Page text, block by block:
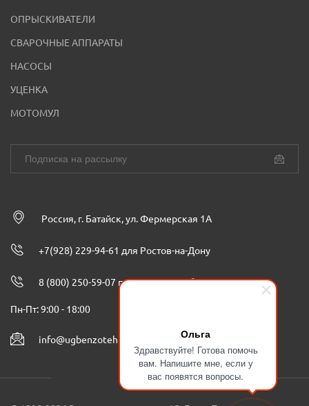
Ольга
Здравствуйте! Готова помочь
вам. Напишите мне, если у
вас появятся вопросы.
ОПРЫСКИВАТЕЛИ
СВАРОЧНЫЕ АППАРАТЫ
НАСОСЫ
УЦЕНКА
МОТОМУЛ
Россия, г. Батайск, ул. Фермерская 1А
+7(928) 229-94-61 для Ростов-на-Дону
8 (800) 250-59-07 по всей России бесплатно
Пн-Пт: 9:00 - 18:00
info@ugbenzoteh.ru